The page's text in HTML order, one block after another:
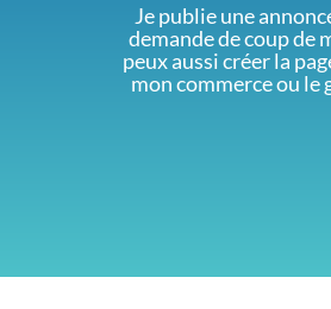
Je publie une
demande de coup de
peux aussi créer la
mon commerce ou